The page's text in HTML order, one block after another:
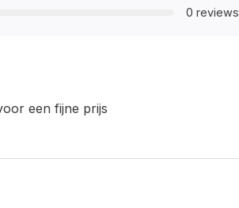
0 reviews
een fijne prijs